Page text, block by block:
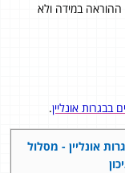
ההוראה במידה ולא
בבגרות אונליין.
אונליין - מסלול